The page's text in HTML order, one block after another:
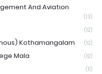
And Aviation
(13)
(12)
Kothamangalam (12)
Mala (12)
(11)